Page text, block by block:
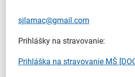
sjlamac@gmail.com
Prihlášky na stravovanie:
Prihláška na stravovanie MŠ